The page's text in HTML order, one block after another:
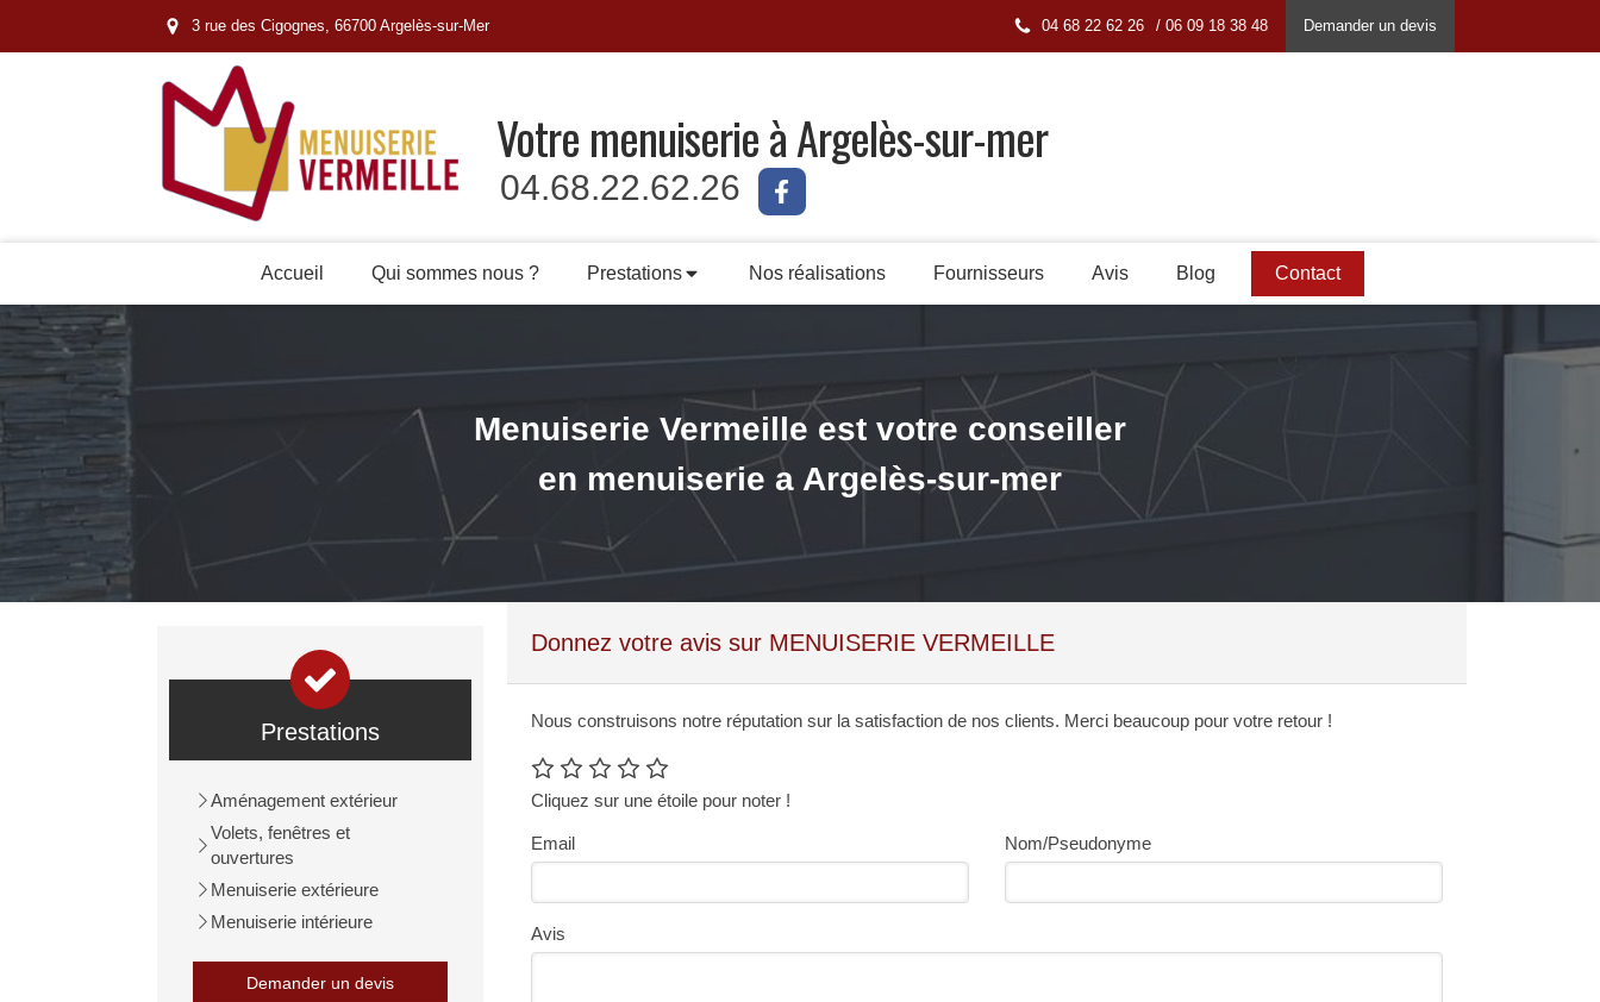
3 rue des Cigognes, 66700 Argelès-sur-Mer Demander un devis
/ 06 09 18 38 48
04 68 22 62 26
Votre menuiserie à Argelès-sur-mer
04.68.22.62.26
Accueil Qui sommes nous ? Prestations Nos réalisations Fournisseurs Avis Blog Contact
Menuiserie Vermeille est votre conseiller
en menuiserie a Argelès-sur-mer
Donnez votre avis sur MENUISERIE VERMEILLE
Nous construisons notre réputation sur la satisfaction de nos clients. Merci beaucoup pour votre retour !
Cliquez sur une étoile pour noter !
Email Nom/Pseudonyme
Avis
Prestations
Aménagement extérieur
Volets, fenêtres et
ouvertures
Menuiserie extérieure
Menuiserie intérieure
Demander un devis